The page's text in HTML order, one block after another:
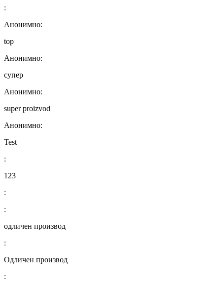
:
Анонимно:
top
Анонимно:
супер
Анонимно:
super proizvod
Анонимно:
Test
:
123
:
:
одличен производ
:
Одличен производ
: